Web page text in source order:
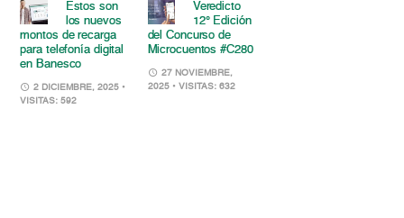
Estos son
los nuevos
montos de recarga
para telefonía digital
en Banesco
2 DICIEMBRE, 2025 •
VISITAS: 592
Veredicto
12° Edición
del Concurso de
Microcuentos #C280
27 NOVIEMBRE,
2025 • VISITAS: 632